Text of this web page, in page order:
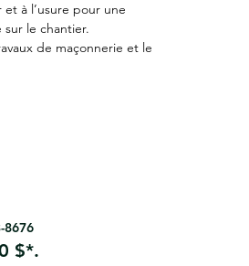
et à l’usure pour une
le chantier.
de maçonnerie et le
8676
$*.